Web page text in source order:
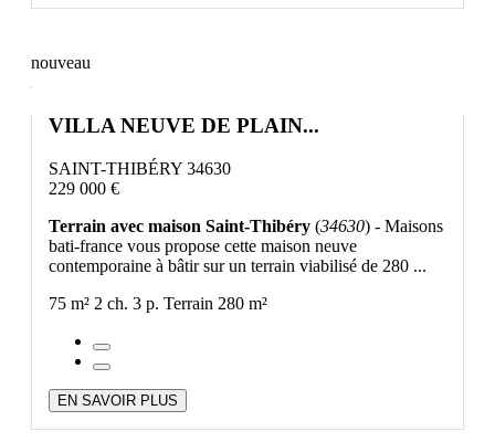
nouveau
VILLA NEUVE DE PLAIN...
SAINT-THIBÉRY 34630
229 000 €
Terrain avec maison Saint-Thibéry (34630) - Maisons
bati-france vous propose cette maison neuve
contemporaine à bâtir sur un terrain viabilisé de 280 ...
75 m² 2 ch. 3 p. Terrain 280 m²
EN SAVOIR PLUS